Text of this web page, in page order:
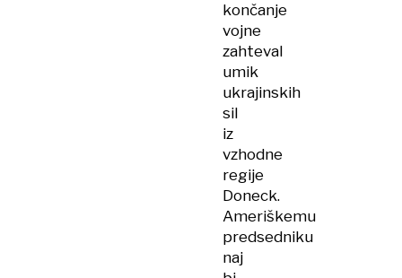
končanje
vojne
zahteval
umik
ukrajinskih
sil
iz
vzhodne
regije
Doneck.
Ameriškemu
predsedniku
naj